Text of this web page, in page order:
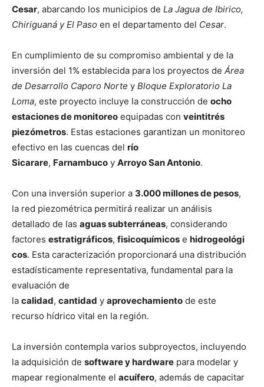
Cesar, abarcando los municipios de La Jagua de Ibirico,
Chiriguaná y El Paso en el departamento del Cesar.
En cumplimiento de su compromiso ambiental y de la
inversión del 1% establecida para los proyectos de Área
de Desarrollo Caporo Norte y Bloque Exploratorio La
Loma, este proyecto incluye la construcción de ocho
estaciones de monitoreo equipadas con veintitrés
piezómetros. Estas estaciones garantizan un monitoreo
efectivo en las cuencas del río
Sicarare, Farnambuco y Arroyo San Antonio.
Con una inversión superior a 3.000 millones de pesos,
la red piezométrica permitirá realizar un análisis
detallado de las aguas subterráneas, considerando
factores estratigráficos, fisicoquímicos e hidrogeológi
cos. Esta caracterización proporcionará una distribución
estadísticamente representativa, fundamental para la
evaluación de
la calidad, cantidad y aprovechamiento de este
recurso hídrico vital en la región.
La inversión contempla varios subproyectos, incluyendo
la adquisición de software y hardware para modelar y
mapear regionalmente el acuífero, además de capacitar